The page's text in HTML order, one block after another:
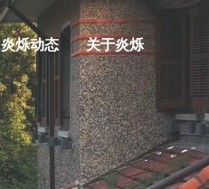
炎烁动态 关于炎烁